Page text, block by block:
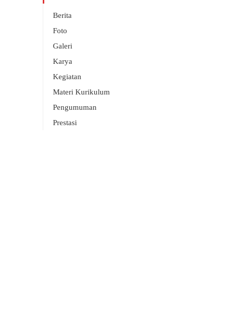
Berita
Foto
Galeri
Karya
Kegiatan
Materi Kurikulum
Pengumuman
Prestasi